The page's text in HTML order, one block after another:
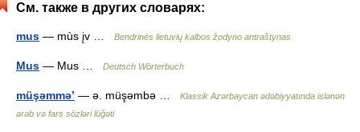
См. также в других словарях:
mus — mùs įv … Bendrinės lietuvių kalbos žodyno antraštynas
Mus — Mus … Deutsch Wörterbuch
müşəmmə’ — ə. müşəmbə …
Klassik Azərbaycan ədəbiyyatında islənən
ərəb və fars sözləri lüğəti